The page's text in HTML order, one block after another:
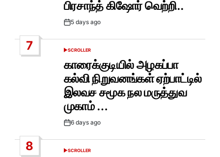
பிரசாந்த் கிஷோர் வெற்றி..
Post5 days ago
7
POSTED
SCROLLER
காரைக்குடியில் அழகப்பா
கல்வி நிறுவனங்கள் ஏற்பாட்டில்
இலவச சமூக நல மருத்துவ
முகாம் …
Post6 days ago
8
POSTED
SCROLLER